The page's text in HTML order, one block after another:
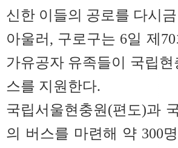
신한 이들의 공로를 다시
아울러, 구로구는 6일 제
가유공자 유족들이 국립
스를 지원한다.
국립서울현충원(편도)과
의 버스를 마련해 약 300